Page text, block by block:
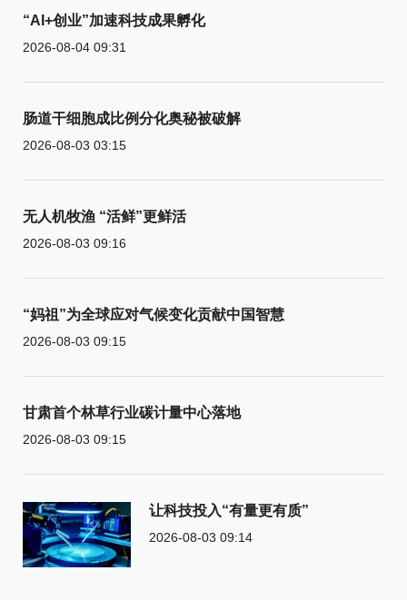
“AI+创业”加速科技成果孵化
2026-08-04 09:31
肠道干细胞成比例分化奥秘被破解
2026-08-03 03:15
无人机牧渔 “活鲜”更鲜活
2026-08-03 09:16
“妈祖”为全球应对气候变化贡献中国智慧
2026-08-03 09:15
甘肃首个林草行业碳计量中心落地
2026-08-03 09:15
让科技投入“有量更有质”
2026-08-03 09:14